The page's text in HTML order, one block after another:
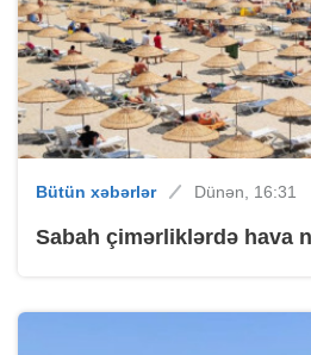
Bütün xəbərlər Dünən, 16:31
Sabah çimərliklərdə hava